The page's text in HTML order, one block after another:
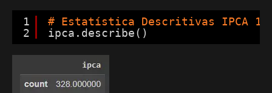
1
2
# Estatística Descritivas IPCA
ipca.describe()